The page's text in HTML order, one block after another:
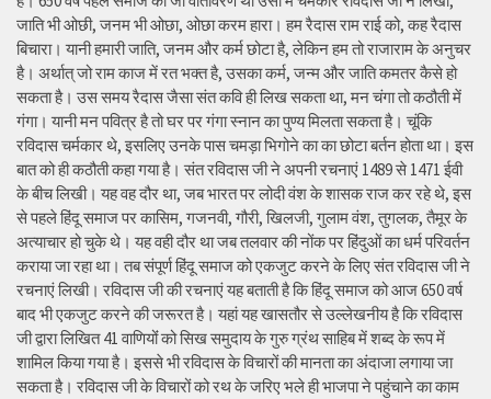
जाति भी ओछी, जनम भी ओछा, ओछा करम हारा। हम रैदास राम राई को, कह रैदास
बिचारा। यानी हमारी जाति, जनम और कर्म छोटा है, लेकिन हम तो राजाराम के अनुचर
है। अर्थात् जो राम काज में रत भक्त है, उसका कर्म, जन्म और जाति कमतर कैसे हो
सकता है। उस समय रैदास जैसा संत कवि ही लिख सकता था, मन चंगा तो कठौती में
गंगा। यानी मन पवित्र है तो घर पर गंगा स्नान का पुण्य मिलता सकता है। चूंकि
रविदास चर्मकार थे, इसलिए उनके पास चमड़ा भिगोने का का छोटा बर्तन होता था। इस
बात को ही कठौती कहा गया है। संत रविदास जी ने अपनी रचनाएं 1489 से 1471 ईवी
के बीच लिखी। यह वह दौर था, जब भारत पर लोदी वंश के शासक राज कर रहे थे, इस
से पहले हिंदू समाज पर कासिम, गजनवी, गौरी, खिलजी, गुलाम वंश, तुगलक, तैमूर के
अत्याचार हो चुके थे। यह वही दौर था जब तलवार की नोंक पर हिंदुओं का धर्म परिवर्तन
कराया जा रहा था। तब संपूर्ण हिंदू समाज को एकजुट करने के लिए संत रविदास जी ने
रचनाएं लिखी। रविदास जी की रचनाएं यह बताती है कि हिंदू समाज को आज 650 वर्ष
बाद भी एकजुट करने की जरूरत है। यहां यह खासतौर से उल्लेखनीय है कि रविदास
जी द्वारा लिखित 41 वाणियोंं को सिख समुदाय के गुरु ग्रंथ साहिब में शब्द के रूप में
शामिल किया गया है। इससे भी रविदास के विचारों की मानता का अंदाजा लगाया जा
सकता है। रविदास जी के विचारों को रथ के जरिए भले ही भाजपा ने पहुंचाने का काम